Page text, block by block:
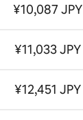
¥10,087 JPY
¥11,033 JPY
¥12,451 JPY